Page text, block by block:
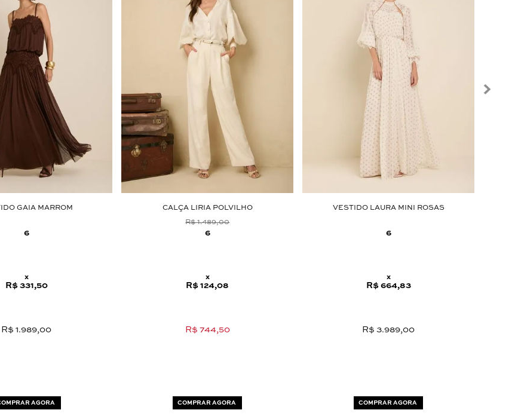
GAIA MARROM
6
x
R$ 331,50
R$ 1.989,00
AGORA
CALÇA LIRIA POLVILHO
R$ 1.489,00
6
x
R$ 124,08
R$ 744,50
COMPRAR AGORA
VESTIDO LAURA MINI ROSAS
6
x
R$ 664,83
R$ 3.989,00
COMPRAR AGORA